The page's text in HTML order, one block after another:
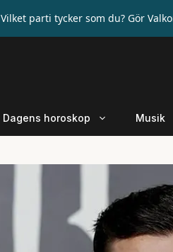
Dagens horoskop Musik
Vilket parti tycker som du? Gör